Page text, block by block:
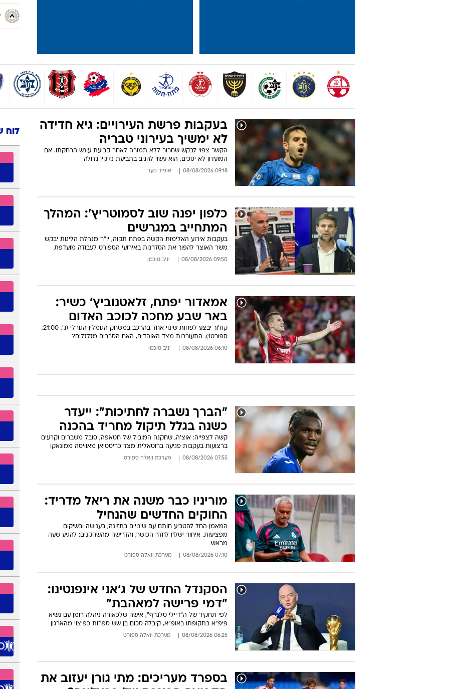
בעקבות פרשת העירויים: גיא חדידה
לא ימשיך בעירוני טבריה
הקשר צפוי לבקש שחרור ללא תמורה לאחר קביעת עונש הרחקתו. אם
המועדון לא יסכים, הוא עשוי להגיב בתביעת נזיקין גדולה
09:18 08/08/2026 אופיר סער
כלפון יפנה שוב לסמוטריץ': המהלך
המתחייב במגרשים
בעקבות אירוע האלימות הקשה בפתח תקוה, יו"ר מנהלת הליגות יבקש
משר האוצר להפוך את הסדרנות באירועי הספורט לעבודה מועדפת
09:50 08/08/2026 יניב טוכמן
אמאדור יפתח, זלאטנוביץ' כשיר:
באר שבע מחכה לכוכב האדום
קוז'וך יבצע לפחות שינוי אחד בהרכב במשחק הגומלין הגורלי (ג', 21:00,
ספורט1). התעוררות מצד האוהדים, האם הסרבים מזלזלים?
06:10 08/08/2026 יניב טוכמן
"הברך נשברה לחתיכות": ייעדר
כשנה בגלל תיקול מחריד בהכנה
קשה לצפייה: אוצ'ה, שחקנה המוביל של חטאפה, סובל משברים וקרעים
ברצועות בעקבות פגיעה ברוטאלית מצד כריסטיאן מאוויסה ממונאקו
07:55 08/08/2026 מערכת וואלה ספורט
מוריניו כבר משנה את ריאל מדריד:
החוקים החדשים שהנחיל
המאמן החל להטביע חותם עם שינויים בתזונה, בענישה ובשיקום
מפציעות. איחור ישלח לחדר הכושר, והדרישה מהשחקנים: להגיע שעה
מראש
07:10 08/08/2026 מערכת וואלה ספורט
הסקנדל החדש של ג'אני אינפנטינו:
"דמי פרישה למאהבת"
לפי תחקיר של ה"דיילי טלגרף", אישה שלכאורה ניהלה רומן עם נשיא
פיפ"א בתקופתו באופ"א, קיבלה סכום בן שש ספרות כפיצוי מהארגון
06:25 08/08/2026 מערכת וואלה ספורט
בספרד מעריכים: מתי גורן יעזוב את
לוח